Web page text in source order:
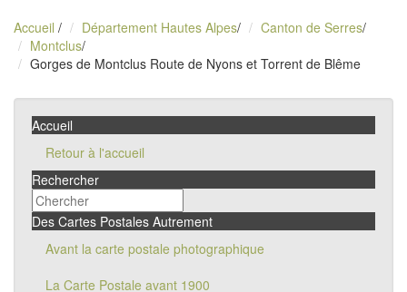
Accueil / Département Hautes Alpes/ Canton de Serres/
Montclus/
Gorges de Montclus Route de Nyons et Torrent de Blême
Accueil
Retour à l'accueil
Rechercher
Des Cartes Postales Autrement
Avant la carte postale photographique
La Carte Postale avant 1900